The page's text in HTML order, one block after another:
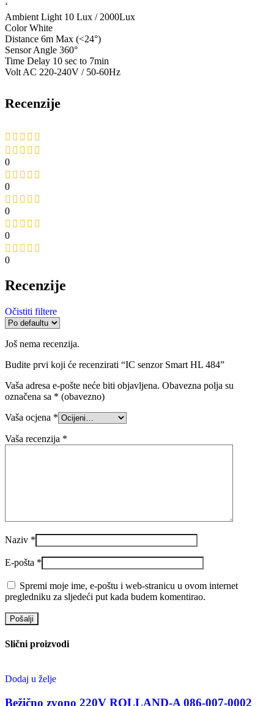
‘
Ambient Light 10 Lux / 2000Lux
Color White
Distance 6m Max (<24°)
Sensor Angle 360°
Time Delay 10 sec to 7min
Volt AC 220-240V / 50-60Hz
Recenzije
0
0
0
0
0
Recenzije
Očistiti filtere
Još nema recenzija.
Budite prvi koji će recenzirati “IC senzor Smart HL 484”
Vaša adresa e-pošte neće biti objavljena. Obavezna polja su
označena sa * (obavezno)
Vaša ocjena *
Vaša recenzija *
Naziv *
E-pošta *
Spremi moje ime, e-poštu i web-stranicu u ovom internet
pregledniku za sljedeći put kada budem komentirao.
Slični proizvodi
Dodaj u želje
Bežično zvono 220V ROLLAND-A 086-007-0002